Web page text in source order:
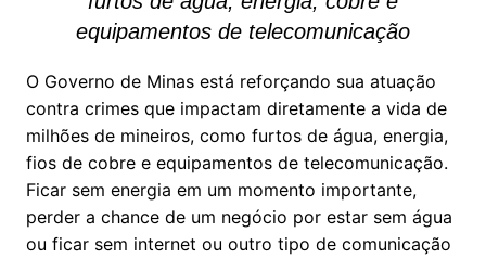
equipamentos de telecomunicação
O Governo de Minas está reforçando sua atuação
contra crimes que impactam diretamente a vida de
milhões de mineiros, como furtos de água, energia,
fios de cobre e equipamentos de telecomunicação.
Ficar sem energia em um momento importante,
perder a chance de um negócio por estar sem água
ou ficar sem internet ou outro tipo de comunicação